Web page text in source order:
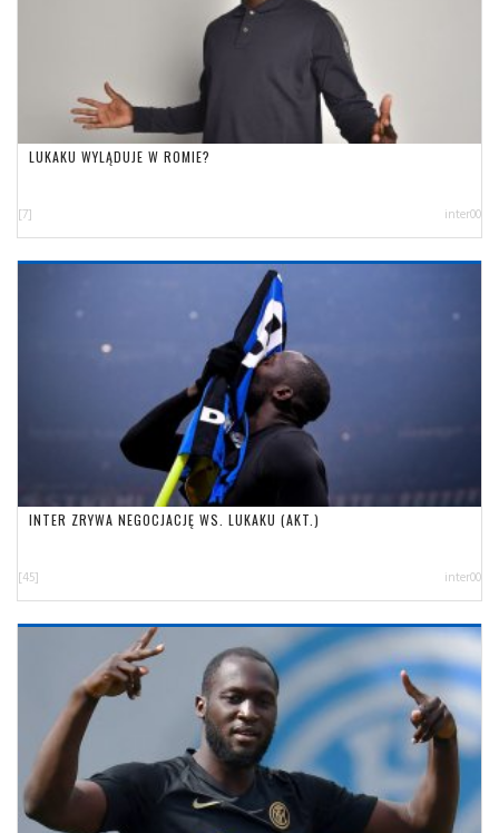
LUKAKU WYLĄDUJE W ROMIE?
[7] inter00
INTER ZRYWA NEGOCJACJĘ WS. LUKAKU (AKT.)
[45] inter00